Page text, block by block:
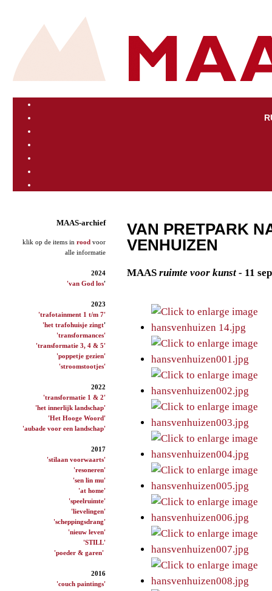
MAAS-archief
klik op de items in rood voor
alle informatie
2024
'van God los'
2023
'trafotainment 1 t/m 7'
'het trafohuisje zingt'
'transformances'
'transformatie 3, 4 & 5'
'poppetje gezien'
'stroomstootjes'
2022
'transformatie 1 & 2'
'het innerlijk landschap'
'Het Hooge Woord'
'aubade voor een landschap'
2017
'stilaan voorwaarts'
'resoneren'
'sen lin mu'
'at home'
'speelruimte'
'lievelingen'
'scheppingsdrang'
'nieuw leven'
'STILL'
'poeder & garen'
2016
'couch paintings'
VAN PRETPARK
VENHUIZEN
MAAS ruimte voor kunst - 11